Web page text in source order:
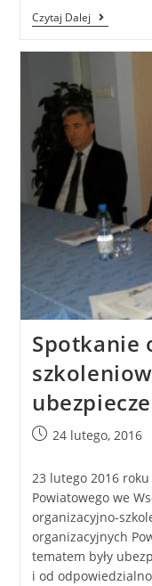
Czytaj Dalej
Spotkanie
24 lutego, 2016
23 lutego 2016
Powiatowego we
organizacyjno-
organizacyjnych
tematem były
i od